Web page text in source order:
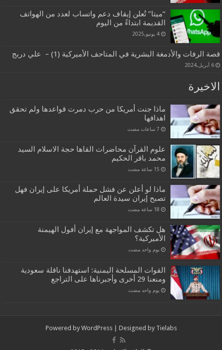
“ميتا” تُعلن إيقاف دعم واتساب لعدد من الهواتف
القديمة ابتداءً من اليوم
4 يونيو,2025
قصة الرفات والأدمغة البشرية في المتاحف الأميركية (1) – علي دربج
6 أبريل,2024
الاخيرة
ماذا جنت أمريكا من حرب دمرت قواعدها ولم تحقق
اهدافها
علوم القرآن محاضرات القاها حجة الاسلام السيد
محمد باقر الحكيم
ماذا لو أعلن عن فشل حملة أمريكا على إيران فهل
تصبح إيران سيدة العالم
هل تكشف المواجهة مع إيران أفول الهيمنة
الأميركية؟
‏يوم واحد مضت
القوات المسلحة اليمنية: استهدفنا ناقلة سعودية
ومنعنا 29 أخرى وأجبرناها على التراجع
‏يوم واحد مضت
Powered by WordPress| Designed by Tielabs